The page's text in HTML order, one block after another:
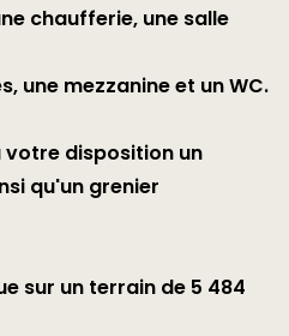
chaufferie, une salle
une mezzanine et un WC.
votre disposition un
qu'un grenier
sur un terrain de 5 484